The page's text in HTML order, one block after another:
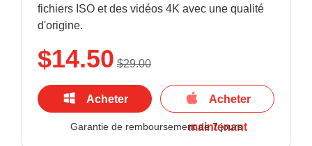
fichiers ISO et des vidéos 4K avec une qualité
d'origine.
$14.50 $29.00
Acheter
maintenant
Acheter
maintenant
Garantie de remboursement de 7 jours